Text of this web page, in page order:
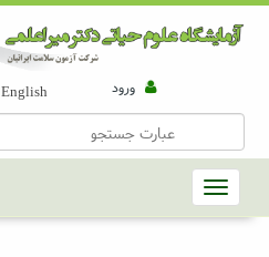
English